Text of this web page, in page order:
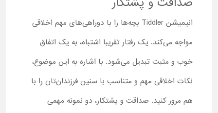
انیمیشن Tiddler بچه‌ها را با دوراهی‌های مهم اخلاقی
مواجه می‌کند. یک رفتار تقریبا اشتباه، به یک اتفاق
خوب و مثبت تبدیل می‌شود. با اشاره به این موضوع،
نکات اخلاقی مهم و متناسب با سنین فرزندان‌تان را با
هم مرور کنید. صداقت و پشتکار، دو نمونه مهمی